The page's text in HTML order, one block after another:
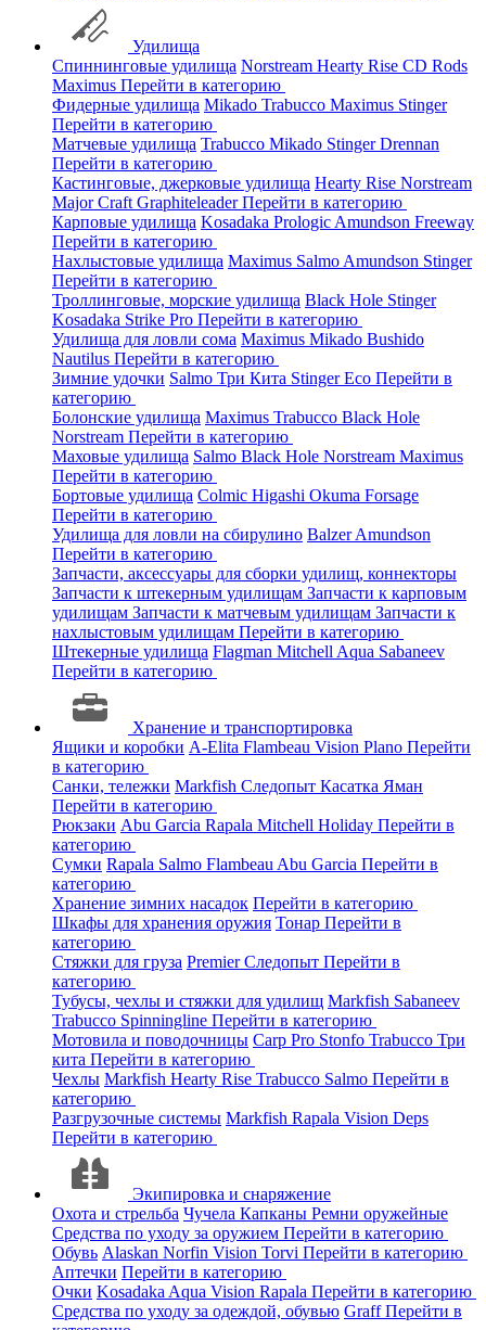
Удилища
Спиннинговые удилища Norstream Hearty Rise CD Rods
Maximus Перейти в категорию
Фидерные удилища Mikado Trabucco Maximus Stinger
Перейти в категорию
Матчевые удилища Trabucco Mikado StingerDrennan
Перейти в категорию
Кастинговые, джерковые удилища Hearty Rise Norstream
Major Craft GraphiteleaderПерейти в категорию
Карповые удилища Kosadaka Prologic Amundson Freeway
Перейти в категорию
Нахлыстовые удилища Maximus Salmo Amundson Stinger
Перейти в категорию
Троллинговые, морские удилища Black Hole Stinger
Kosadaka Strike Pro Перейти в категорию
Удилища для ловли сома Maximus Mikado Bushido
Nautilus Перейти в категорию
Зимние удочки Salmo Три Кита StingerEco Перейти в
категорию
Болонские удилища Maximus Trabucco Black Hole
Norstream Перейти в категорию
Маховые удилища Salmo Black Hole Norstream Maximus
Перейти в категорию
Бортовые удилища Colmic Higashi Okuma Forsage
Перейти в категорию
Удилища для ловли на сбирулино BalzerAmundson
Перейти в категорию
Запчасти, аксессуары для сборки удилищ, коннекторы
Запчасти к штекерным удилищам Запчасти к карповым
удилищам Запчасти к матчевым удилищам Запчасти к
нахлыстовым удилищам Перейти в категорию
Штекерные удилища Flagman Mitchell Aqua Sabaneev
Перейти в категорию
Хранение и транспортировка
Ящики и коробки A-Elita Flambeau Vision Plano Перейти
в категорию
Санки, тележки Markfish Следопыт Касатка Яман
Перейти в категорию
Рюкзаки Abu Garcia Rapala Mitchell Holiday Перейти в
категорию
Сумки Rapala Salmo Flambeau Abu Garcia Перейти в
категорию
Хранение зимних насадок Перейти в категорию
Шкафы для хранения оружия Тонар Перейти в
категорию
Стяжки для груза PremierСледопыт Перейти в
категорию
Тубусы, чехлы и стяжки для удилищ Markfish Sabaneev
Trabucco Spinningline Перейти в категорию
Мотовила и поводочницы Carp Pro Stonfo Trabucco Три
кита Перейти в категорию
Чехлы Markfish Hearty Rise Trabucco Salmo Перейти в
категорию
Разгрузочные системы Markfish Rapala Vision Deps
Перейти в категорию
Экипировка и снаряжение
Охота и стрельба Чучела Капканы Ремни оружейные
Средства по уходу за оружием Перейти в категорию
Обувь Alaskan Norfin Vision Torvi Перейти в категорию
Аптечки Перейти в категорию
Очки Kosadaka Aqua Vision Rapala Перейти в категорию
Средства по уходу за одеждой, обувью GraffПерейти в